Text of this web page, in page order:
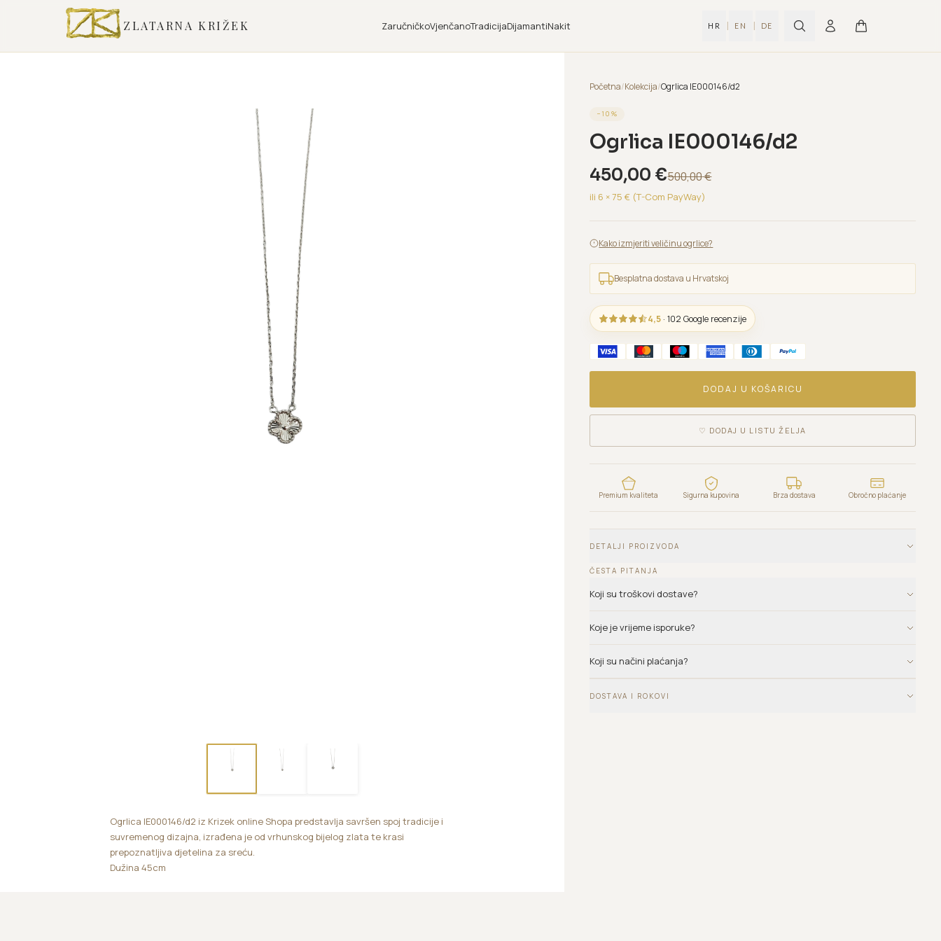
ZLATARNA KRIŽEK ZaručničkoVjenčanoTradicijaDijamantiNakit HR | EN | DE
Ogrlica IE000146/d2 iz Krizek online Shopa predstavlja savršen spoj tradicije i
suvremenog dizajna, izrađena je od vrhunskog bijelog zlata te krasi
prepoznatljiva djetelina za sreću.
Dužina 45cm
Početna/Kolekcija/Ogrlica IE000146/d2
− 10 %
Ogrlica IE000146/d2
450,00 €500,00€
ili 6 ×75 € (T-Com PayWay)
Kako izmjeriti veličinu ogrlice?
Besplatna dostava u Hrvatskoj
4,5 · 102 Google recenzije
DODAJ U KOŠARICU
♡ DODAJ U LISTU ŽELJA
Premium kvaliteta Sigurna kupovina Brza dostava Obročno plaćanje
DETALJI PROIZVODA
ČESTA PITANJA
Koji su troškovi dostave?
Koje je vrijeme isporuke?
Koji su načini plaćanja?
DOSTAVA I ROKOVI